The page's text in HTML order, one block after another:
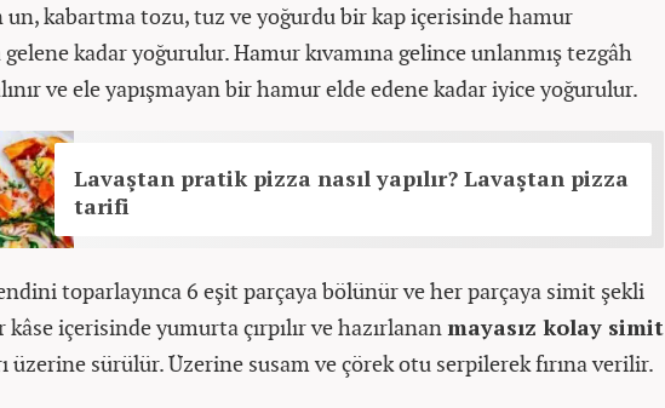
un, kabartma tozu, tuz ve yoğurdu bir kap içerisinde hamur
gelene kadar yoğurulur. Hamur kıvamına gelince unlanmış tezgâh
ve ele yapışmayan bir hamur elde edene kadar iyice yoğurulur.
Lavaştan pratik pizza nasıl yapılır? Lavaştan pizza
tarifi
toparlayınca 6 eşit parçaya bölünür ve her parçaya simit şekli
içerisinde yumurta çırpılır ve hazırlananmayasız kolay simit
üzerine sürülür. Üzerine susam ve çörek otu serpilerek fırına verilir.